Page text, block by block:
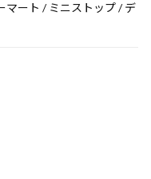
マート / ミニストップ / デ